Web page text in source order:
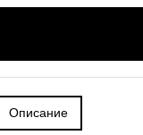
Описание